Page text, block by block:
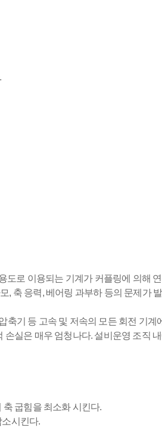
도로 이용되는 기계가 커플링에 의해
, 축 응력, 베어링 과부하 등의 문제가
축기 등 고속 및 저속의 모든 회전 기계
실은 매우 엄청나다. 설비운영 조직
굽힘을 최소화 시킨다.
소시킨다.